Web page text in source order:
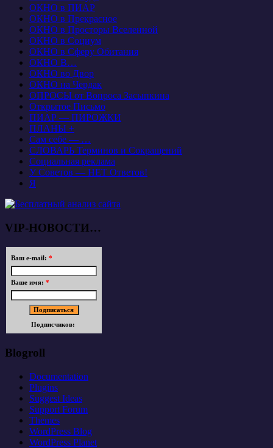
ОКНО в ПИАР
ОКНО в Прекрасное
ОКНО в Просторы Вселенной
ОКНО в Социум
ОКНО в Сферу Обитания
ОКНО В…
ОКНО во Двор
ОКНО на Чердак
ОПРОСЫ от Вопроса Засыпкина
Открытое Письмо
ПИАР — ПИРОЖКИ
ПЛАНЫ +
Сам себе — …
СЛОВАРЬ Терминов и Сокращений
Социальная реклама
У Советов — НЕТ Ответов!
Я
VIP-НОВОСТИ…
Ваш e-mail: *
Ваше имя: *
Подписчиков:
Blogroll
Documentation
Plugins
Suggest Ideas
Support Forum
Themes
WordPress Blog
WordPress Planet